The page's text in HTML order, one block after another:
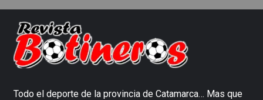
Todo el deporte de la provincia de Catamarca… Mas que